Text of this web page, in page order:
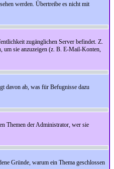
werden. Übertreibe es nicht mit
zugänglichen Server befindet. Z.
um sie anzuzeigen (z. B. E-Mail-Konten,
davon ab, was für Befugnisse dazu
Themen der Administrator, wer sie
Gründe, warum ein Thema geschlossen